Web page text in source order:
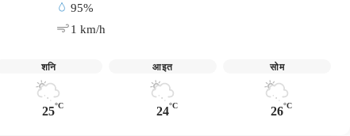
95%
1 km/h
शनि
25°C
आइत
24°C
सोम
26°C